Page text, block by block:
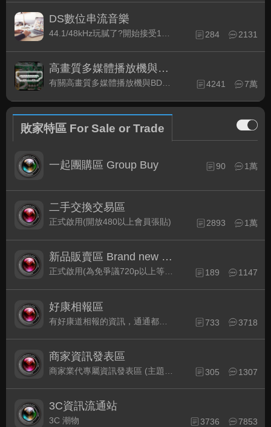
DS數位串流音樂
284 2131
高畫質多媒體播放機與BD討論區
有關高畫質多媒體播放機與BD相關討論區 4241 7萬
敗家特區 For Sale or Trade
一起團購區 Group Buy 90 1萬
二手交換交易區
正式啟用(開放480以上會員張貼) 2893 1萬
新品販賣區 Brand new Plaza
正式啟用(為免爭議720p以上等級發表限定) 189 1147
好康相報區
733 3718
商家資訊發表區
305 1307
3C資訊流通站
3C 潮物 3736 7853